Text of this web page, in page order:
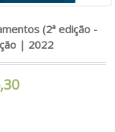
(2ª edição -
| 2022